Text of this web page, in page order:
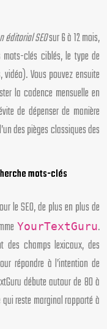
éditorial SEOsur 6 à 12 mois,
clés ciblés, le type de
Vous pouvez ensuite
la cadence mensuelle en
de dépenser de manière
des pièges classiques des
mots-clés
le SEO, de plus en plus de
YourTextGuru.
des champs lexicaux, des
répondre à l’intention de
débute autour de 80 à
reste marginal rapporté à